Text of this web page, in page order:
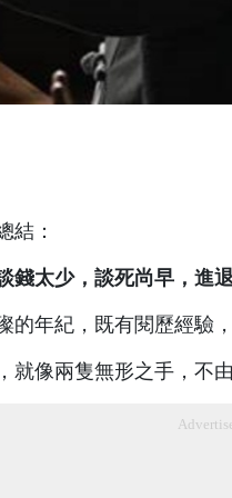
結：
錢太少，談死尚早，進
的年紀，既有閱歷經驗
就像兩隻無形之手，不